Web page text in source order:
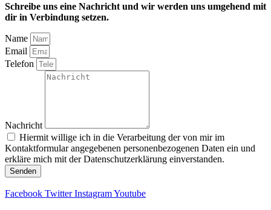
Schreibe uns eine Nachricht und wir werden uns umgehend mit
dir in Verbindung setzen.
Name
Email
Telefon
Nachricht
Hiermit willige ich in die Verarbeitung der von mir im
Kontaktformular angegebenen personenbezogenen Daten ein und
erkläre mich mit der Datenschutzerklärung einverstanden.
Senden
Facebook Twitter InstagramYoutube